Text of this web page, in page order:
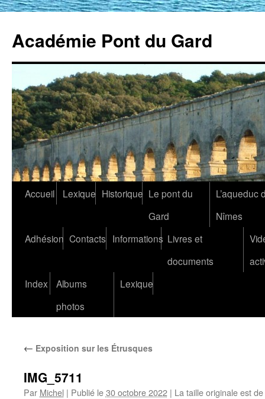
Académie Pont du Gard
Aller
contenu
Accueil Lexique Historique Le pont du
Gard
L’aqueduc
Nîmes
Adhésion Contacts Informations Livres et
documents
Index
Albums
photos
Lexique
← Exposition sur les Étrusques
IMG_5711
Par Michel | Publié le 30 octobre 2022 | La taille originale est de